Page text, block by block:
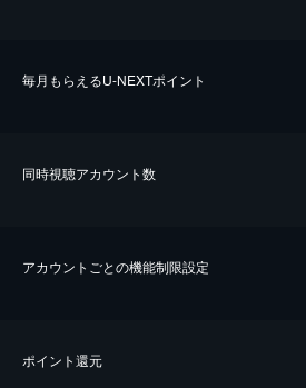
毎⽉もらえるU-NEXTポイント
同時視聴アカウント数
アカウントごとの機能制限設定
ポイント還元